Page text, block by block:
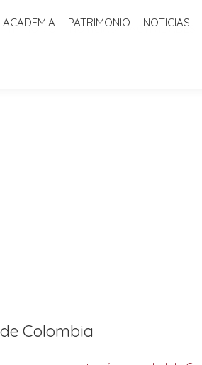
NOTICIAS ACTIVIDADES
Colombia
ACADEMIA PATRIMONIO NOTICIAS